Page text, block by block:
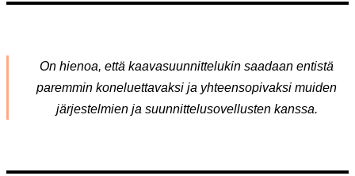
On hienoa, että kaavasuunnittelukin saadaan entistä
paremmin koneluettavaksi ja yhteensopivaksi muiden
järjestelmien ja suunnittelusovellusten kanssa.